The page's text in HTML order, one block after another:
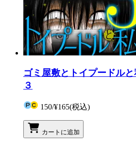
ゴミ屋敷とトイプードル
３
150/¥165(税込)
カートに追加